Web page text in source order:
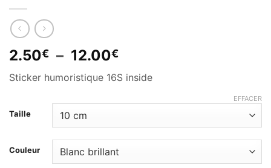
2.50€ – 12.00€Plage
prix :
12.00€
Sticker humoristique 16S inside
Taille
Couleur
EFFACER